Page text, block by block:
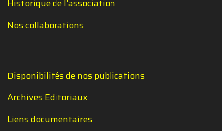
Historique de l'association
Nos collaborations
Disponibilités de nos publications
Archives Editoriaux
Liens documentaires